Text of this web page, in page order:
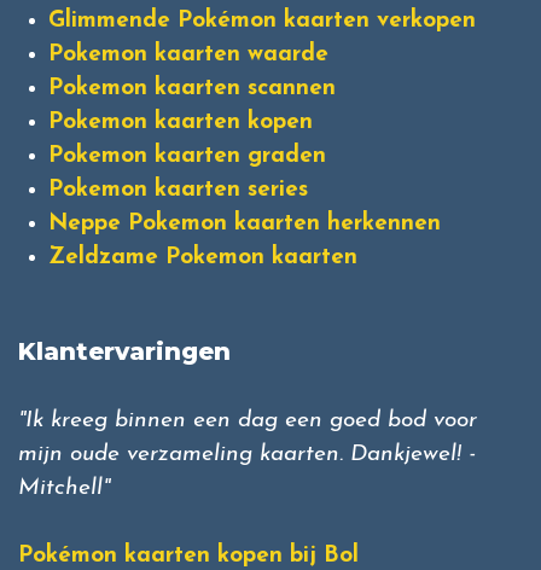
Glimmende Pokémon kaarten verkopen
Pokemon kaarten waarde
Pokemon kaarten scannen
Pokemon kaarten kopen
Pokemon kaarten graden
Pokemon kaarten series
Neppe Pokemon kaarten herkennen
Zeldzame Pokemon kaarten
Klantervaringen
"Ik kreeg binnen een dag een goed bod voor
mijn oude verzameling kaarten. Dankjewel! -
Mitchell"
Pokémon kaarten kopen bij Bol